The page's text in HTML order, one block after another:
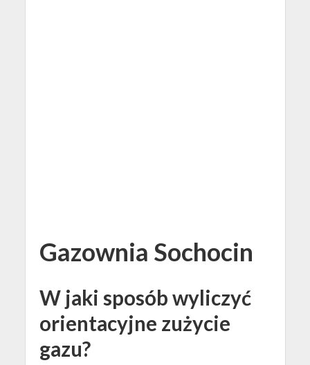
Gazownia Sochocin
W jaki sposób wyliczyć
orientacyjne zużycie
gazu?